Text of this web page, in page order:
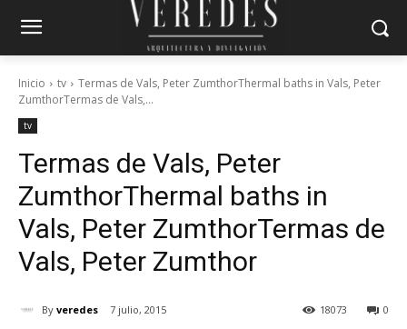
Inicio tv
Termas de Vals, Peter ZumthorThermal baths in Vals, Peter
ZumthorTermas de Vals,...
tv
Termas de Vals, Peter
ZumthorThermal baths in
Vals, Peter ZumthorTermas de
Vals, Peter Zumthor
By veredes 7 julio, 2015 0
18073